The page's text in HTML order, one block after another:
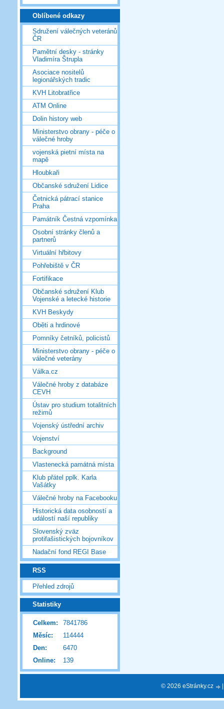
Oblíbené odkazy
Sdružení válečných veteránů
ČR
Pamětní desky - stránky
Vladimíra Štrupla
Asociace nositelů
legionářských tradic
KVH Litobratřice
ATM Online
Dolin history web
Ministerstvo obrany - péče o
válečné hroby
vojenská pietní místa na
mapě
Hloubkaři
Občanské sdružení Lidice
Četnická pátrací stanice
Praha
Památník Čestná vzpomínka
Osobní stránky členů a
partnerů
Virtuální hřbitovy
Pohřebiště v ČR
Fortifikace
Občanské sdružení Klub
Vojenské a letecké historie
KVH Beskydy
Oběti a hrdinové
Pomníky četníků, policistů
Ministerstvo obrany - péče o
válečné veterány
Válka.cz
Válečné hroby z databáze
CEVH
Ústav pro studium totalitních
režimů
Vojenský ústřední archiv
Vojenství
Background
Vlastenecká památná místa
Klub přátel pplk. Karla
Vašátky
Válečné hroby na Facebooku
Historická data osobností a
událostí naší republiky
Slovenský zväz
protifašistických bojovníkov
Nadační fond REGI Base
RSS
Přehled zdrojů
Statistiky
Online: 139
Celkem:
7841786
Měsíc:
114444
Den:
6470
© 2026 eStránky.cz